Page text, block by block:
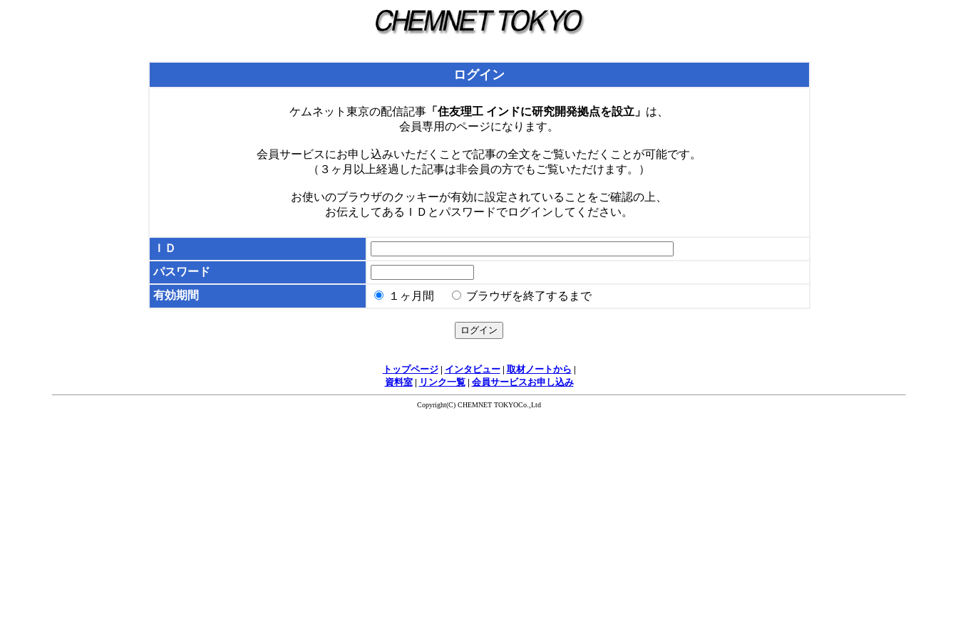
ログイン
ケムネット東京の配信記事 「住友理工 インドに研究開発拠点を設立」 は、
会員専用のページになります。
会員サービスにお申し込みいただくことで記事の全文をご覧いただくことが可能です。
（３ヶ月以上経過した記事は非会員の方でもご覧いただけます。）
お使いのブラウザのクッキーが有効に設定されていることをご確認の上、
お伝えしてあるＩＤとパスワードでログインしてください。
ＩＤ
パスワード
有効期間
１ヶ月間 ブラウザを終了するまで
トップページ| インタビュー| 取材ノートから |
資料室| リンク一覧| 会員サービスお申し込み
Copyright(C) CHEMNET TOKYOCo.,Ltd